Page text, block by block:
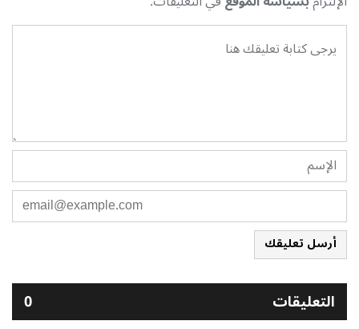
أرسل تعليقك
التعليقات 0